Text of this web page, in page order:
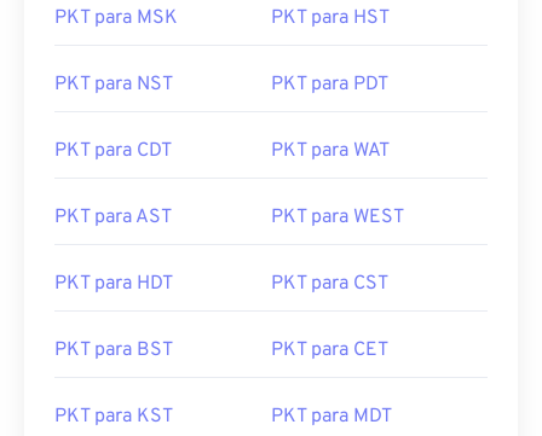
PKT para MSK PKT para HST
PKT para NST PKT para PDT
PKT para CDT PKT para WAT
PKT para AST PKT para WEST
PKT para HDT PKT para CST
PKT para BST PKT para CET
PKT para KST PKT para MDT